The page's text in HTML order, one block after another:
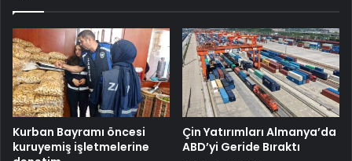
Kurban Bayramı öncesi
kuruyemiş işletmelerine
Çin Yatırımları Almanya’da
ABD’yi Geride Bıraktı